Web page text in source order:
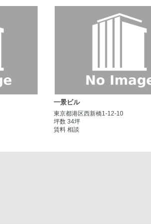
一景ビル
東京都港区西新橋1-12-10
坪数 34坪
賃料 相談